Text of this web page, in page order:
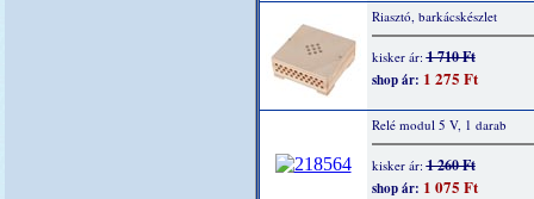
Riasztó, barkácskészlet
kisker ár:1 710 Ft
shop ár: 1 275 Ft
Relé modul 5 V, 1 darab
kisker ár:1 260 Ft
shop ár: 1 075 Ft